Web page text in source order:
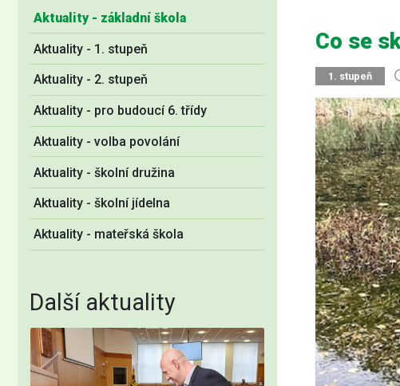
Aktuality - základní škola
Aktuality - 1. stupeň
Aktuality - 2. stupeň
Aktuality - pro budoucí 6. třídy
Aktuality - volba povolání
Aktuality - školní družina
Aktuality - školní jídelna
Aktuality - mateřská škola
Další aktuality
Co se
1. stupeň